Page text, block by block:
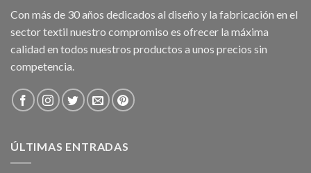
Con más de 30 años dedicados al diseño y la fabricación en el
sector textil nuestro compromiso es ofrecer la máxima
calidad en todos nuestros productos a unos precios sin
competencia.
ÚLTIMAS ENTRADAS